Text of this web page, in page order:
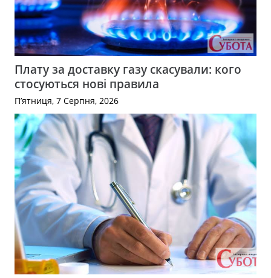
Плату за доставку газу скасували: кого
стосуються нові правила
П’ятниця, 7 Серпня, 2026